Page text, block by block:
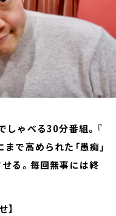
しゃべる30分番組。『
で高められた「愚痴」
せる。毎回無事には終
】